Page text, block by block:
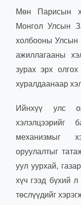
Мөн Парисын
Монгол Улсын
холбооны Улсын
ажиллагааны
зурах эрх
хуралдаанаар
Ийнхүү улс
хэлэлцээрийг
механизмыг
оруулалтыг
уул уурхай,
хүч гээд бүхий
төслүүдийг